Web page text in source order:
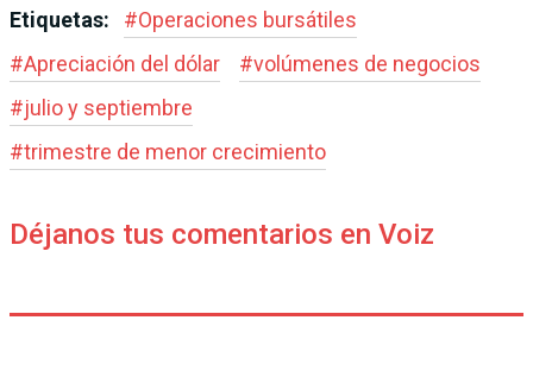
Etiquetas: #Operaciones bursátiles
#Apreciación del dólar #volúmenes de negocios
#julio y septiembre
#trimestre de menor crecimiento
Déjanos tus comentarios en Voiz